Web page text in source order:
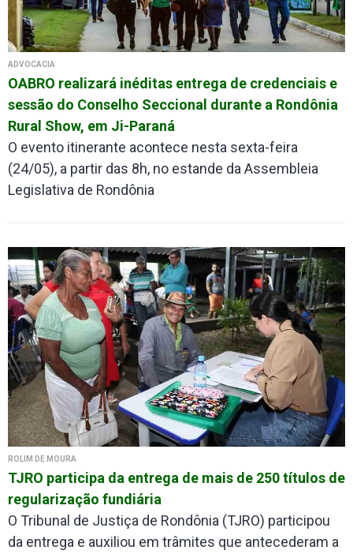
ADVOCACIA
OABRO realizará inéditas entrega de credenciais e
sessão do Conselho Seccional durante a Rondônia
Rural Show, em Ji-Paraná
O evento itinerante acontece nesta sexta-feira
(24/05), a partir das 8h, no estande da Assembleia
Legislativa de Rondônia
ROLIM DE MOURA
TJRO participa da entrega de mais de 250 títulos de
regularização fundiária
O Tribunal de Justiça de Rondônia (TJRO) participou
da entrega e auxiliou em trâmites que antecederam a